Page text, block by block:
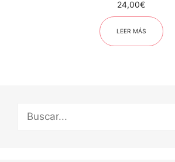
24,00€
LEER MÁS
Buscar: